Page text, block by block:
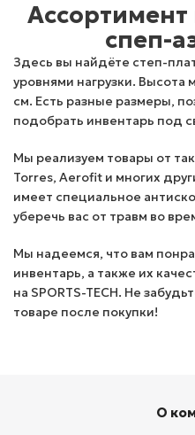
спеп-
Здесь вы найдёте степ-
уровнями нагрузки. Высота
см. Есть разные размеры,
подобрать инвентарь под
Мы реализуем товары от
Torres, Aerofit и многих
имеет специальное
уберечь вас от травм во
Мы надеемся, что вам
инвентарь, а также их
на SPORTS-TECH. Не
товаре после покупки!
О